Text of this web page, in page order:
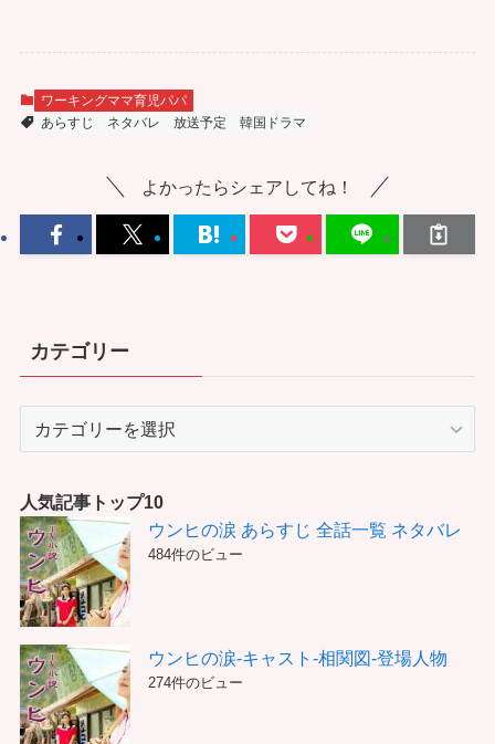
ワーキングママ育児パパ
あらすじ
ネタバレ 放送予定 韓国ドラマ
よかったらシェアしてね！
カテゴリー
リ
ー
人気記事トップ10
ウンヒの涙 あらすじ 全話一覧 ネタバレ
484件のビュー
ウンヒの涙-キャスト-相関図-登場人物
274件のビュー